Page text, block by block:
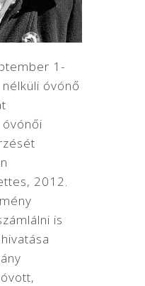
1-
óvónő
2012.
is